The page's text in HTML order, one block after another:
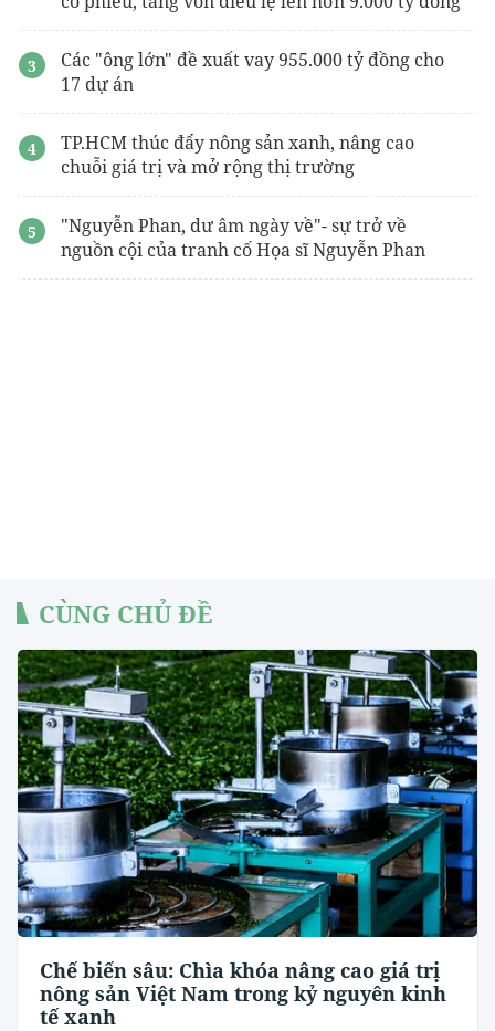
Các "ông lớn" đề xuất vay 955.000 tỷ đồng cho
17 dự án
TP.HCM thúc đẩy nông sản xanh, nâng cao
chuỗi giá trị và mở rộng thị trường
"Nguyễn Phan, dư âm ngày về"- sự trở về
nguồn cội của tranh cố Họa sĩ Nguyễn Phan
CÙNG CHỦ ĐỀ
Chế biến sâu: Chìa khóa nâng cao giá trị
nông sản Việt Nam trong kỷ nguyên kinh
tế xanh